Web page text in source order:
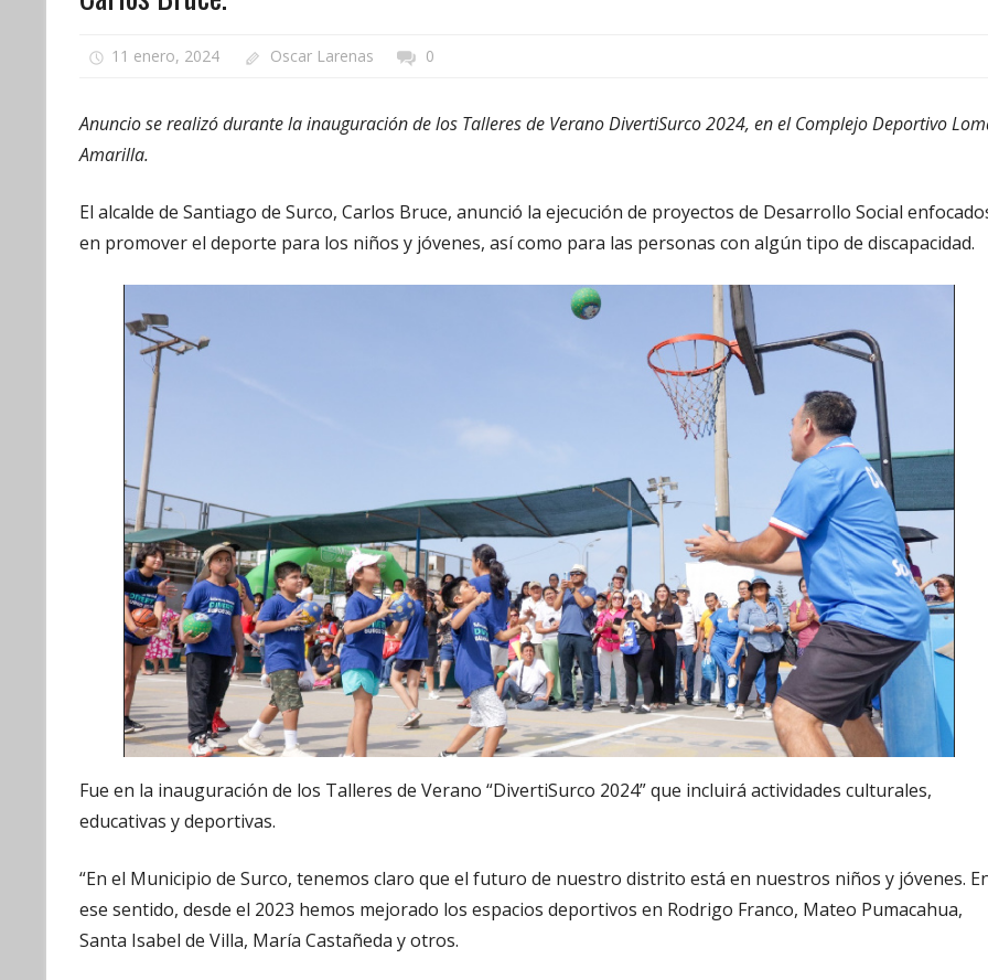
11 enero, 2024 Oscar Larenas 0
Anuncio se realizó durante la inauguración de los Talleres de Verano DivertiSurco 2024, en el Complejo Deportivo
Amarilla.
El alcalde de Santiago de Surco, Carlos Bruce, anunció la ejecución de proyectos de Desarrollo Social
en promover el deporte para los niños y jóvenes, así como para las personas con algún tipo de discapacidad.
Fue en la inauguración de los Talleres de Verano “DivertiSurco 2024” que incluirá actividades culturales,
educativas y deportivas.
“En el Municipio de Surco, tenemos claro que el futuro de nuestro distrito está en nuestros niños y jóvenes.
ese sentido, desde el 2023 hemos mejorado los espacios deportivos en Rodrigo Franco, Mateo Pumacahua,
Santa Isabel de Villa, María Castañeda y otros.